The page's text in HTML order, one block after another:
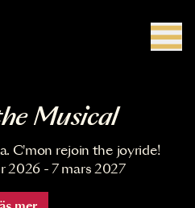
Musical
C'mon rejoin the joyride!
2026 - 7 mars 2027